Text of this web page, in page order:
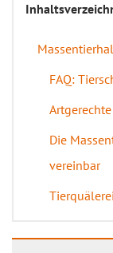
FAQ:
Die
vereinbar